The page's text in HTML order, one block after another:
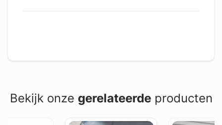
Bekijk onze gerelateerdeproducten